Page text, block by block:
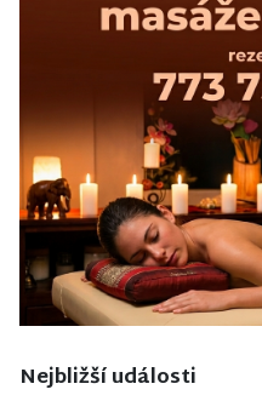
Nejbližší události